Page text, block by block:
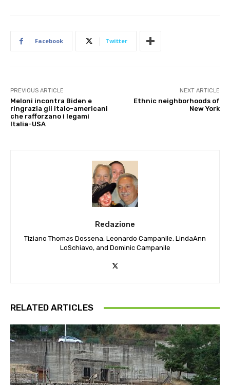
Facebook Twitter
PREVIOUS ARTICLE
Meloni incontra Biden e
ringrazia gli italo-americani
che rafforzano i legami
Italia-USA
NEXT ARTICLE
Ethnic neighborhoods of
New York
Redazione
Tiziano Thomas Dossena, Leonardo Campanile, LindaAnn
LoSchiavo, and Dominic Campanile
RELATED ARTICLES